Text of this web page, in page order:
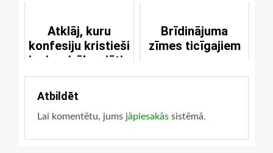
Atklāj, kuru
konfesiju kristieši
ir visvairāk vajātie
Brīdinājuma
zīmes ticīgajiem
Atbildēt
Lai komentētu, jums jāpiesakās sistēmā.